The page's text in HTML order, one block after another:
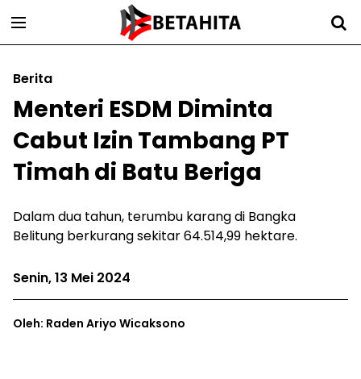
Berita
Menteri ESDM Diminta
Cabut Izin Tambang PT
Timah di Batu Beriga
Dalam dua tahun, terumbu karang di Bangka
Belitung berkurang sekitar 64.514,99 hektare.
Senin, 13 Mei 2024
Oleh: Raden Ariyo Wicaksono